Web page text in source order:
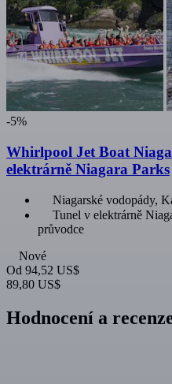
-5%
Whirlpool Jet Boat
elektrárně Niagara Parks
Niagarské vodopády,
Tunel v elektrárně
průvodce
Nové
Od 94,52 US$
89,80 US$
Hodnocení a